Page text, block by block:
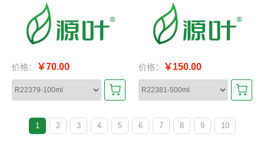
价格： ￥70.00 价格： ￥150.00
1 2 3 4 5 6 7 8 9 10